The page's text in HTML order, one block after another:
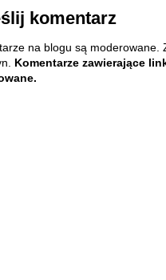
komentarz
na blogu są
Komentarze zawierające